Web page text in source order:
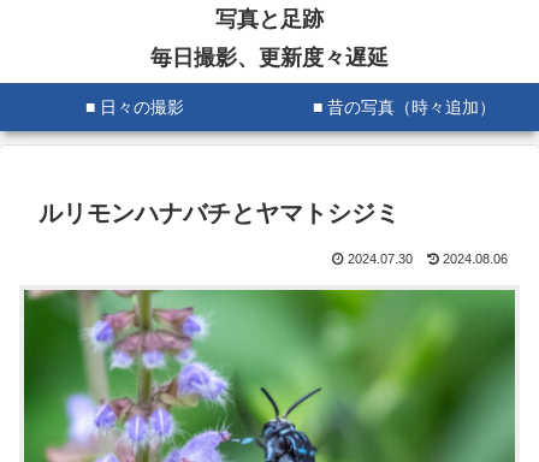
写真と足跡
毎日撮影、更新度々遅延
■ 日々の撮影 ■ 昔の写真（時々追加）
ルリモンハナバチとヤマトシジミ
2024.07.30 2024.08.06